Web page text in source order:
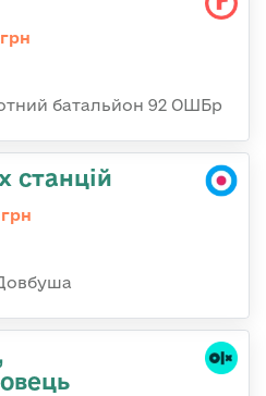
батальйон 92 ОШБр
станцій